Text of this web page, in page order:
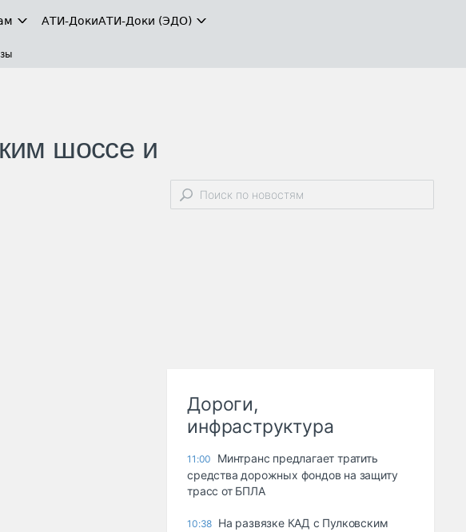
АТИ-ДокиАТИ-Доки (ЭДО)
шоссе и
Дороги,
инфраструктура
11:00
Минтранс предлагает тратить
средства дорожных фондов на защиту
трасс от БПЛА
10:38 На развязке КАД с Пулковским